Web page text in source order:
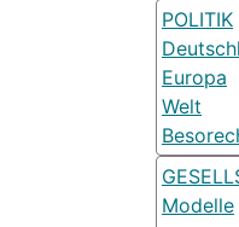
POLITIK
Europa
Welt
Modelle